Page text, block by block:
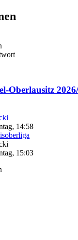
Oberlausitz
14:58
15:03